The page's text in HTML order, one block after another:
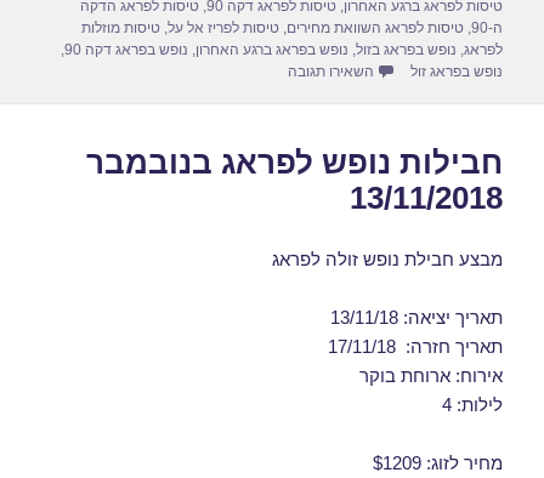
טיסות לפראג ברגע האחרון ,טיסות לפראג דקה 90 ,טיסות לפראג הדקה
ה-90
,טיסות לפראג השוואת מחירים ,טיסות לפריז אל על ,טיסות מוזלות
לפראג נופש בפראג בזול נופש בפראג ברגע האחרון נופש בפראג דקה 90
נופש בפראג זול
השאירו תגובה
חבילות נופש לפראג בנובמבר
13/11/2018
מבצע חבילת נופש זולה לפראג
תאריך יציאה: 13/11/18
תאריך חזרה: 17/11/18
אירוח: ארוחת בוקר
לילות: 4
מחיר לזוג: $1209